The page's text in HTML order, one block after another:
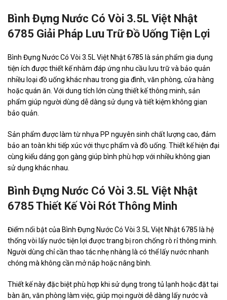
Bình Đựng Nước Có Vòi 3.5L Việt Nhật
6785 Giải Pháp Lưu Trữ Đồ Uống Tiện Lợi
Bình Đựng Nước Có Vòi 3.5L Việt Nhật 6785 là sản phẩm gia dụng
tiện ích được thiết kế nhằm đáp ứng nhu cầu lưu trữ và bảo quản
nhiều loại đồ uống khác nhau trong gia đình, văn phòng, cửa hàng
hoặc quán ăn. Với dung tích lớn cùng thiết kế thông minh, sản
phẩm giúp người dùng dễ dàng sử dụng và tiết kiệm không gian
bảo quản.
Sản phẩm được làm từ nhựa PP nguyên sinh chất lượng cao, đảm
bảo an toàn khi tiếp xúc với thực phẩm và đồ uống. Thiết kế hiện đại
cùng kiểu dáng gọn gàng giúp bình phù hợp với nhiều không gian
sử dụng khác nhau.
Bình Đựng Nước Có Vòi 3.5L Việt Nhật
6785 Thiết Kế Vòi Rót Thông Minh
Điểm nổi bật của Bình Đựng Nước Có Vòi 3.5L Việt Nhật 6785 là hệ
thống vòi lấy nước tiện lợi được trang bị ron chống rò rỉ thông minh.
Người dùng chỉ cần thao tác nhẹ nhàng là có thể lấy nước nhanh
chóng mà không cần mở nắp hoặc nâng bình.
Thiết kế này đặc biệt phù hợp khi sử dụng trong tủ lạnh hoặc đặt tại
bàn ăn, văn phòng làm việc, giúp mọi người dễ dàng lấy nước và